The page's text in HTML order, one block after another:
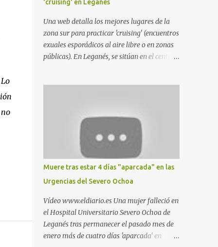
'cruising' en Leganés
Una web detalla los mejores lugares de la
zona sur para practicar 'cruising' (encuentros
exuales esporádicos al aire libre o en zonas
públicas). En Leganés, se sitúan en el centro
indica esta información recopilada por los
propios practicantes. 'Ante la crisis, disfrute' ,
señalan. "Cruising: Parquesur: para ligar
baños junto a Burger King o H&M. Y si has
pillado pareja ocacional, parking
subterráneo de Leroy Merlin. Otro espacio
para el 'cruising' es enfrente al tanatorio
(junto al estadio municipal de Butarque) y
caminos entre el estadio y Plaza Nueva. Otro
lugar: Escombrera de Polvoranca, entre
Leganés y Móstoles También en el parque de
Muere tras estar 4 días "aparcada" en las
Urgencias del Severo Ochoa
Vídeo www.eldiario.es Una mujer falleció en
el Hospital Universitario Severo Ochoa de
Leganés tras permanecer el pasado mes de
enero más de cuatro días 'aparcada' en